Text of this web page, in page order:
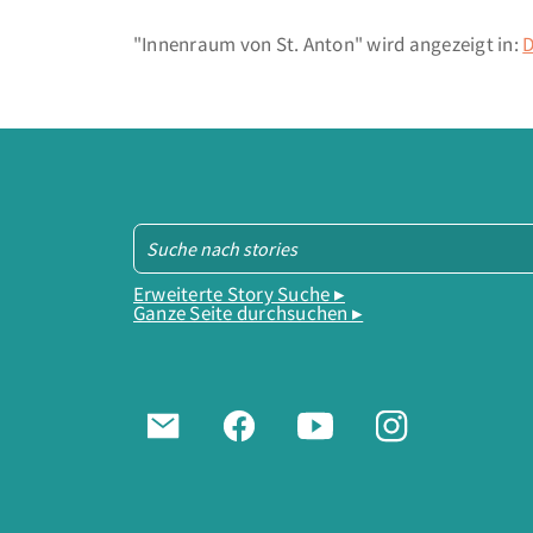
"Innenraum von St. Anton" wird angezeigt in:
Erweiterte Story Suche ▸
Ganze Seite durchsuchen ▸